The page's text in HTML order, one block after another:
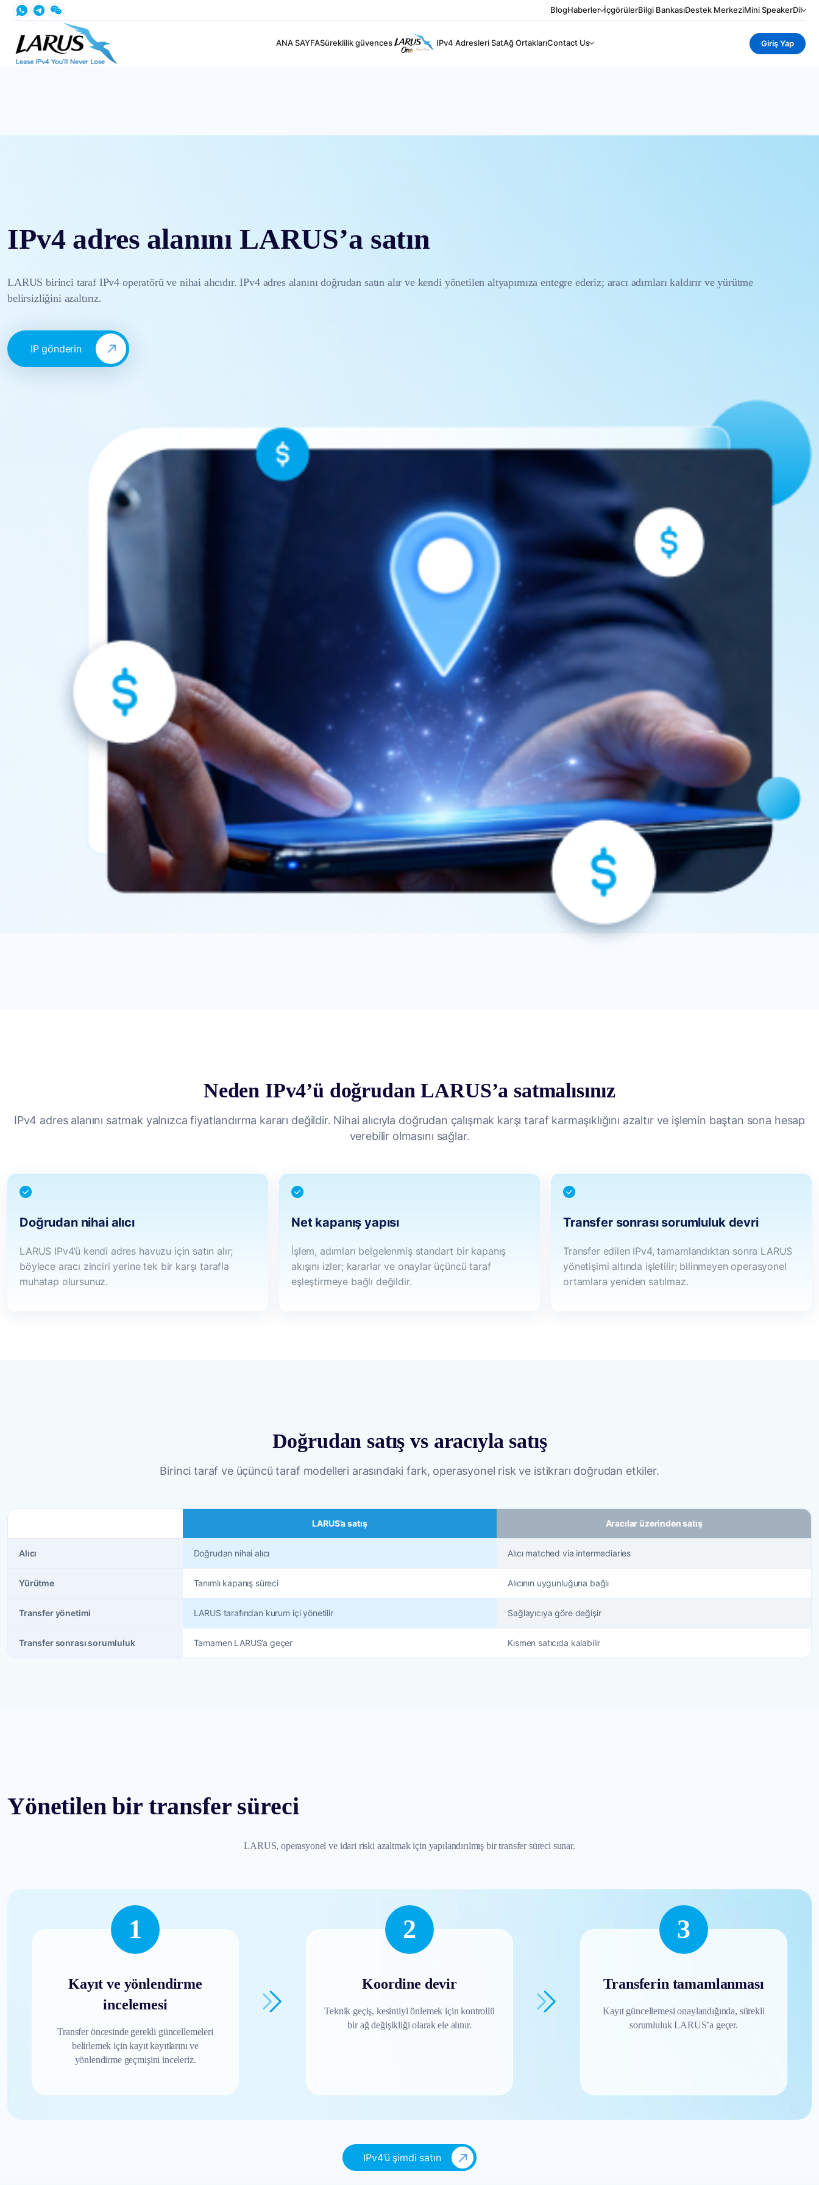
BlogHaberler İçgörülerBilgi BankasıDestek MerkeziMini SpeakerDil
ANA SAYFASüreklilik güvences IPv4 Adresleri SatAğ OrtaklarıContact Us Giriş Yap
IPv4 adres alanını LARUS’a satın
LARUS birinci taraf IPv4 operatörü ve nihai alıcıdır. IPv4 adres alanını doğrudan satın alır ve kendi yönetilen altyapımıza entegre ederiz; aracı adımları kaldırır ve yürütme
belirsizliğini azaltırız.
IP gönderin
Neden IPv4’ü doğrudan LARUS’a satmalısınız
IPv4 adres alanını satmak yalnızca fiyatlandırma kararı değildir. Nihai alıcıyla doğrudan çalışmak karşı taraf karmaşıklığını azaltır ve işlemin baştan sona hesap
verebilir olmasını sağlar.
Doğrudan nihai alıcı
LARUS IPv4’ü kendi adres havuzu için satın alır;
böylece aracı zinciri yerine tek bir karşı tarafla
muhatap olursunuz.
Net kapanış yapısı
İşlem, adımları belgelenmiş standart bir kapanış
akışını izler; kararlar ve onaylar üçüncü taraf
eşleştirmeye bağlı değildir.
Transfer sonrası sorumluluk devri
Transfer edilen IPv4, tamamlandıktan sonra LARUS
yönetişimi altında işletilir; bilinmeyen operasyonel
ortamlara yeniden satılmaz.
Doğrudan satış vs aracıyla satış
Birinci taraf ve üçüncü taraf modelleri arasındaki fark, operasyonel risk ve istikrarı doğrudan etkiler.
LARUS’a satış Aracılar üzerinden satış
Alıcı Doğrudan nihai alıcı Alıcı matched via intermediaries
Yürütme Tanımlı kapanış süreci Alıcının uygunluğuna bağlı
Transfer yönetimi LARUS tarafından kurum içi yönetilir Sağlayıcıya göre değişir
Transfer sonrası sorumluluk Tamamen LARUS’a geçer Kısmen satıcıda kalabilir
Yönetilen bir transfer süreci
LARUS, operasyonel ve idari riski azaltmak için yapılandırılmış bir transfer süreci sunar.
1
Kayıt ve yönlendirme
incelemesi
Transfer öncesinde gerekli güncellemeleri
belirlemek için kayıt kayıtlarını ve
yönlendirme geçmişini inceleriz.
2
Koordine devir
Teknik geçiş, kesintiyi önlemek için kontrollü
bir ağ değişikliği olarak ele alınır.
3
Transferin tamamlanması
Kayıt güncellemesi onaylandığında, sürekli
sorumluluk LARUS’a geçer.
IPv4’ü şimdi satın